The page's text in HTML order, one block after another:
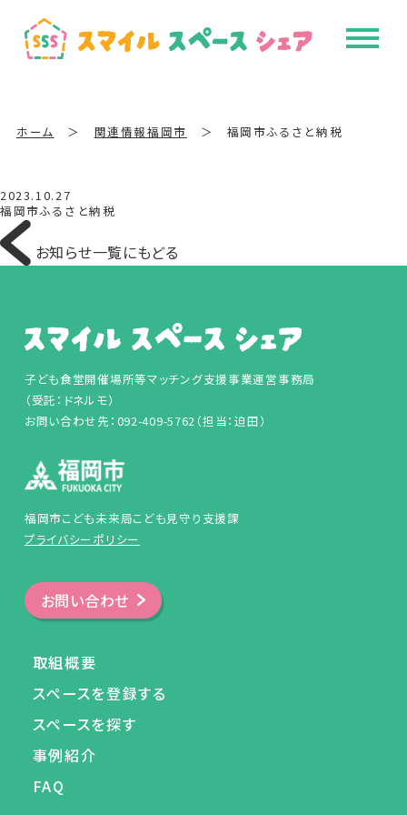
ホーム ＞ 関連情報福岡市 ＞ 福岡市ふるさと納税
2023.10.27
福岡市ふるさと納税
お知らせ一覧にもどる
子ども食堂開催場所等マッチング支援事業運営事務局
（受託：ドネルモ）
お問い合わせ先：092-409-5762（担当：迫田）
福岡市こども未来局こども見守り支援課
プライバシーポリシー
お問い合わせ
取組概要
スペースを登録する
スペースを探す
事例紹介
FAQ